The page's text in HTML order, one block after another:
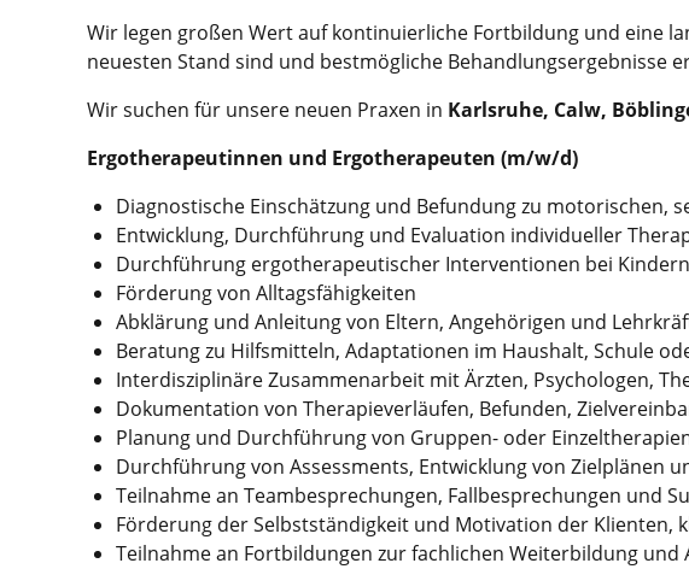
Wir legen großen Wert auf kontinuierliche Fortbildung und eine
neuesten Stand sind und bestmögliche Behandlungsergebnisse
Wir suchen für unsere neuen Praxen in Karlsruhe, Calw,
Ergotherapeutinnen und Ergotherapeuten (m/w/d)
Diagnostische Einschätzung und Befundung zu motorischen,
Entwicklung, Durchführung und Evaluation individueller
Durchführung ergotherapeutischer Interventionen bei
Förderung von Alltagsfähigkeiten
Abklärung und Anleitung von Eltern, Angehörigen und
Beratung zu Hilfsmitteln, Adaptationen im Haushalt, Schule
Interdisziplinäre Zusammenarbeit mit Ärzten, Psychologen,
Dokumentation von Therapieverläufen, Befunden,
Planung und Durchführung von Gruppen- oder
Durchführung von Assessments, Entwicklung von Zielplänen
Teilnahme an Teambesprechungen, Fallbesprechungen und
Förderung der Selbstständigkeit und Motivation der Klienten,
Teilnahme an Fortbildungen zur fachlichen Weiterbildung